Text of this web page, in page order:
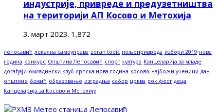
индустрије, привреде и предузетништва
на територији АП Косово и Метохија
3. март 2023. 1,872
лепосавић локална самоуправа zoran todić пољопривреда избори 2019 нова
година конкурс Општина Лепосавић спорт култура Канцеларија за младе
догађаји омладински клуб српска нова година косово најбољи ученици дан
општине божић образовање изградња сабор црква рок фест деца
Канцеларија за Косово и Метохију